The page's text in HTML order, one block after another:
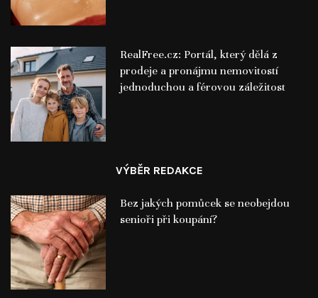
RealFree.cz: Portál, který dělá z
prodeje a pronájmu nemovitostí
jednoduchou a férovou záležitost
VÝBĚR REDAKCE
Bez jakých pomůcek se neobejdou
senioři při koupání?